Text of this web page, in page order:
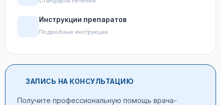
Инструкции препаратов
Подробные инструкции
ЗАПИСЬ НА КОНСУЛЬТАЦИЮ
Получите профессиональную помощь врача-